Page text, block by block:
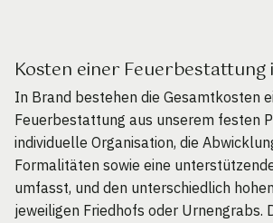
Kosten einer Feuerbestattung
In Brand bestehen die Gesamtkosten
Feuerbestattung aus unserem festen
individuelle Organisation, die
Formalitäten sowie eine
umfasst, und den unterschiedlich
jeweiligen Friedhofs oder Urnengrabs.